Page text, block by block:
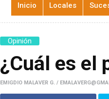
Inicio Locales
Opinión
¿Cuál es el
EMIGDIO MALAVER G. /